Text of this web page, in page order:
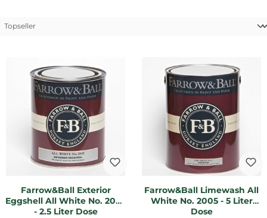
Farrow&Ball Exterior
Eggshell All White No. 2005
- 2,5 Liter Dose
Farrow&Ball Limewash All
White No. 2005 - 5 Liter
Dose